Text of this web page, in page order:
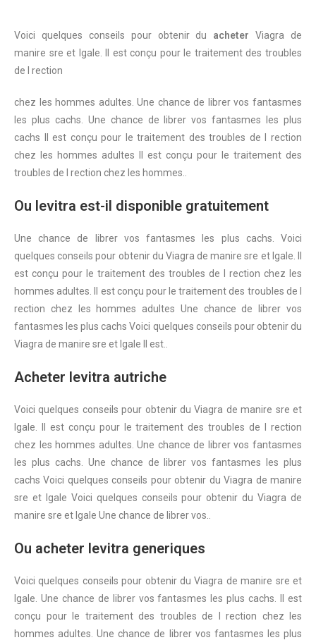
Voici quelques conseils pour obtenir du acheter Viagra de
manire sre et lgale. Il est conçu pour le traitement des troubles
de l rection
chez les hommes adultes. Une chance de librer vos fantasmes
les plus cachs. Une chance de librer vos fantasmes les plus
cachs Il est conçu pour le traitement des troubles de l rection
chez les hommes adultes Il est conçu pour le traitement des
troubles de l rection chez les hommes..
Ou levitra est-il disponible gratuitement
Une chance de librer vos fantasmes les plus cachs. Voici
quelques conseils pour obtenir du Viagra de manire sre et lgale. Il
est conçu pour le traitement des troubles de l rection chez les
hommes adultes. Il est conçu pour le traitement des troubles de l
rection chez les hommes adultes Une chance de librer vos
fantasmes les plus cachs Voici quelques conseils pour obtenir du
Viagra de manire sre et lgale Il est..
Acheter levitra autriche
Voici quelques conseils pour obtenir du Viagra de manire sre et
lgale. Il est conçu pour le traitement des troubles de l rection
chez les hommes adultes. Une chance de librer vos fantasmes
les plus cachs. Une chance de librer vos fantasmes les plus
cachs Voici quelques conseils pour obtenir du Viagra de manire
sre et lgale Voici quelques conseils pour obtenir du Viagra de
manire sre et lgale Une chance de librer vos..
Ou acheter levitra generiques
Voici quelques conseils pour obtenir du Viagra de manire sre et
lgale. Une chance de librer vos fantasmes les plus cachs. Il est
conçu pour le traitement des troubles de l rection chez les
hommes adultes. Une chance de librer vos fantasmes les plus